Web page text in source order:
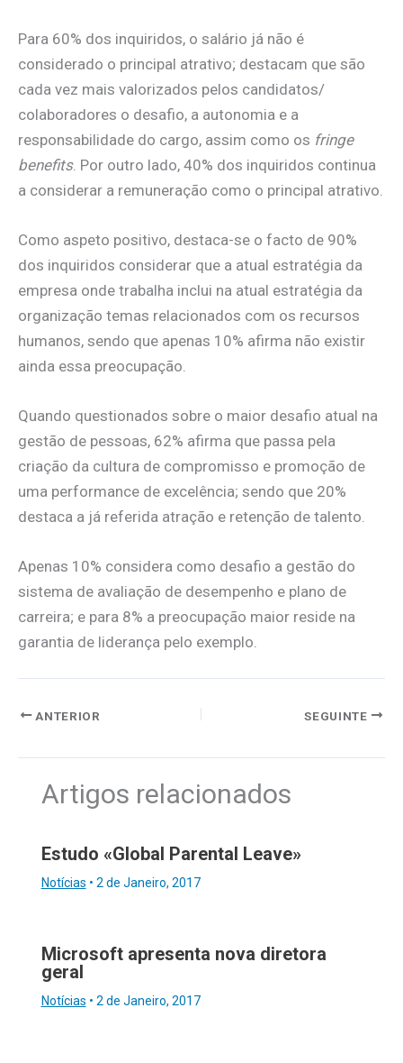
Para 60% dos inquiridos, o salário já não é
considerado o principal atrativo; destacam que são
cada vez mais valorizados pelos candidatos/
colaboradores o desafio, a autonomia e a
responsabilidade do cargo, assim como os fringe
benefits. Por outro lado, 40% dos inquiridos continua
a considerar a remuneração como o principal atrativo.
Como aspeto positivo, destaca-se o facto de 90%
dos inquiridos considerar que a atual estratégia da
empresa onde trabalha inclui na atual estratégia da
organização temas relacionados com os recursos
humanos, sendo que apenas 10% afirma não existir
ainda essa preocupação.
Quando questionados sobre o maior desafio atual na
gestão de pessoas, 62% afirma que passa pela
criação da cultura de compromisso e promoção de
uma performance de excelência; sendo que 20%
destaca a já referida atração e retenção de talento.
Apenas 10% considera como desafio a gestão do
sistema de avaliação de desempenho e plano de
carreira; e para 8% a preocupação maior reside na
garantia de liderança pelo exemplo.
ANTERIOR SEGUINTE
Artigos relacionados
Estudo «Global Parental Leave»
Notícias • 2 de Janeiro, 2017
Microsoft apresenta nova diretora
geral
Notícias • 2 de Janeiro, 2017